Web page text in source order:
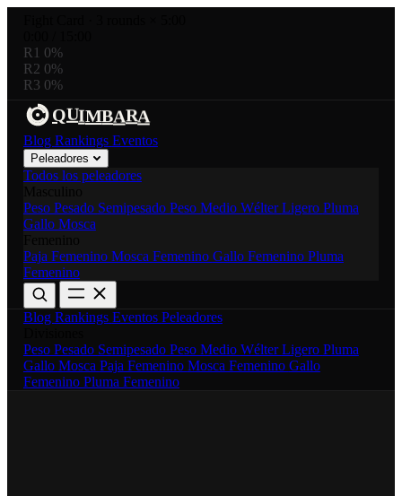
R1 0%
R2 0%
R3 0%
QUIMBARA
Blog Rankings Eventos
Peleadores
Todos los peleadores
Peso Pesado Semipesado Peso Medio WélterLigero Pluma
Gallo Mosca
Paja Femenino Mosca Femenino Gallo Femenino Pluma
Femenino
Blog Rankings Eventos Peleadores
Peso Pesado Semipesado Peso Medio WélterLigero Pluma
Gallo Mosca Paja Femenino Mosca Femenino Gallo
Femenino Pluma Femenino